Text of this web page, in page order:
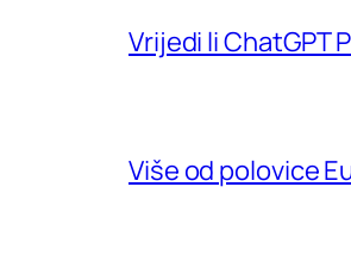
Vrijedi li ChatGPT
Više od polovice